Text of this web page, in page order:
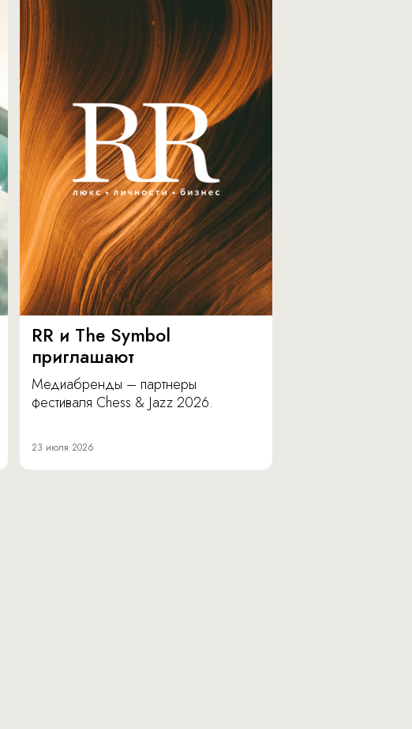
RR и The Symbol
приглашают
Медиабренды – партнеры
фестиваля Chess & Jazz 2026.
23 июля 2026